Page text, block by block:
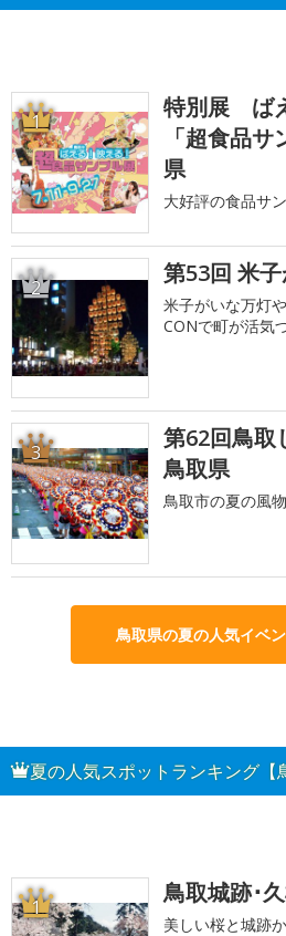
1
特別展 ば
「超食品
県
大好評の食品サ
2 第53回 米
米子がいな万灯
CONで町が活気
3
第62回鳥取
鳥取県
鳥取市の夏の風
鳥取県の夏の人気イベ
夏の人気スポットランキング【
1 鳥取城跡･
美しい桜と城跡